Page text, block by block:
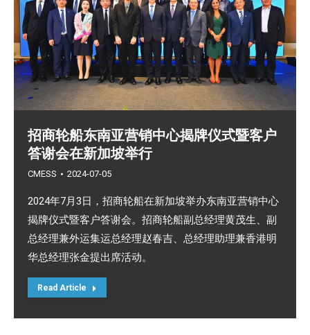
招商轮船东南亚营销中心揭牌仪式暨客户
答谢会在新加坡举行
CMESS 2024-07-05
2024年7月3日，招商轮船在新加坡举办东南亚营销中心
揭牌仪式暨客户答谢会。招商轮船副总经理黄茂生、副
总经理兼外运集运总经理赵春吉、总经理助理兼香港明
华总经理张金提出席活动。
Read Article